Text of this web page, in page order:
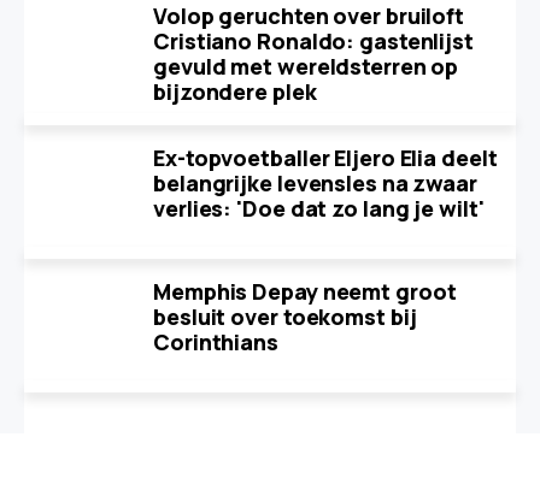
Volop geruchten over bruiloft
Cristiano Ronaldo: gastenlijst
gevuld met wereldsterren op
bijzondere plek
Ex-topvoetballer Eljero Elia deelt
belangrijke levensles na zwaar
verlies: 'Doe dat zo lang je wilt'
Memphis Depay neemt groot
besluit over toekomst bij
Corinthians